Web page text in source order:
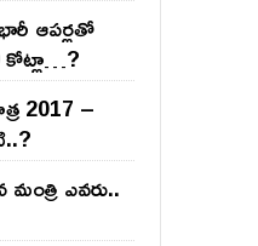
ఆప‌ర్ల‌తో
కోట్లా…?
2017 –
ఎవ‌రు..